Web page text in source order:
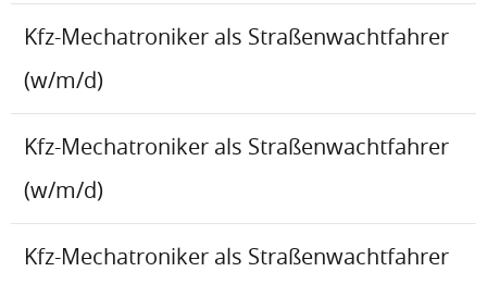
Kfz-Mechatroniker als Straßenwachtfahrer
(w/m/d)
Kfz-Mechatroniker als Straßenwachtfahrer
(w/m/d)
Kfz-Mechatroniker als Straßenwachtfahrer